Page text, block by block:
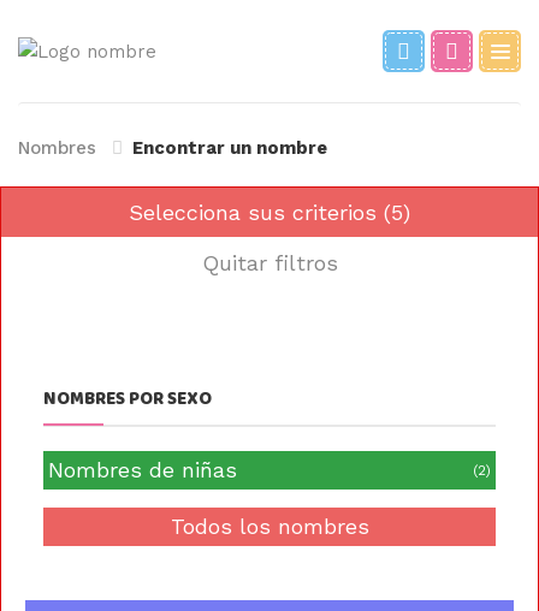
Nombres Encontrar un nombre
Selecciona sus criterios (5)
Quitar filtros
NOMBRES POR SEXO
Nombres de niñas (2)
Todos los nombres